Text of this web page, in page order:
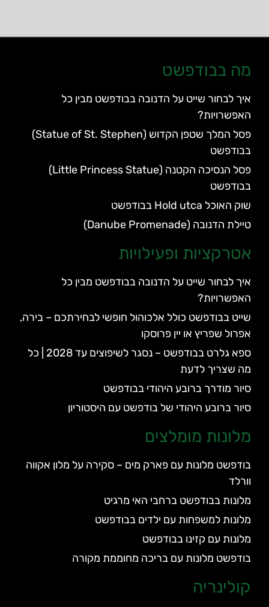
מה בבודפשט
איך לבחור שייט על הדנובה בבודפשט מבין כל
האפשרויות?
פסל המלך שטפן הקדוש (Statue of St. Stephen)
בבודפשט
פסל הנסיכה הקטנה (Little Princess Statue)
בבודפשט
שוק האוכל Hold utca בבודפשט
טיילת הדנובה (Danube Promenade)
אטרקציות ופעילויות
איך לבחור שייט על הדנובה בבודפשט מבין כל
האפשרויות?
שייט בבודפשט כולל אלכוהול חופשי לבחירתכם – בירה,
אפרול שפריץ או יין פרוסקו
ספא גלרט בבודפשט – נסגר לשיפוצים עד 2028 | כל
מה שצריך לדעת
סיור מודרך ברובע היהודי בבודפשט
סיור ברובע היהודי של בודפשט עם היסטוריון
מלונות מומלצים
בודפשט מלונות עם פארק מים – סקירה על מלון אקווה
וורלד
מלונות בבודפשט ברחבי האי מרגיט
מלונות למשפחות עם ילדים בבודפשט
מלונות עם קזינו בבודפשט
בודפשט מלונות עם בריכה מחוממת מקורה
קולינריה